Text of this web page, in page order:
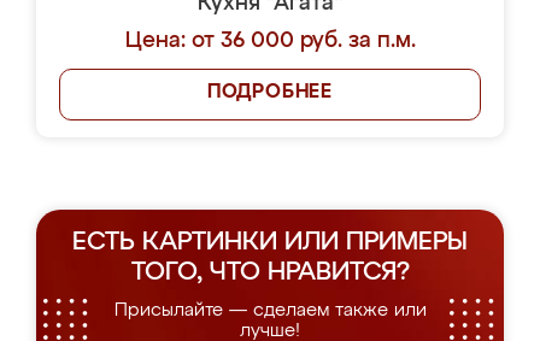
Цена: от 36 000 руб. за п.м.
ПОДРОБНЕЕ
ЕСТЬ КАРТИНКИ ИЛИ ПРИМЕРЫ
ТОГО, ЧТО НРАВИТСЯ?
Присылайте — сделаем также или
лучше!